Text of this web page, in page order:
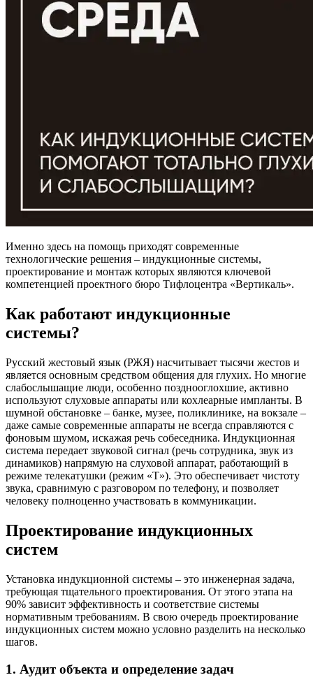
Именно здесь на помощь приходят современные
технологические решения – индукционные системы,
проектирование и монтаж которых являются ключевой
компетенцией проектного бюро Тифлоцентра «Вертикаль».
Как работают индукционные
системы?
Русский жестовый язык (РЖЯ) насчитывает тысячи жестов и
является основным средством общения для глухих. Но многие
слабослышащие люди, особенно позднооглохшие, активно
используют слуховые аппараты или кохлеарные импланты. В
шумной обстановке – банке, музее, поликлинике, на вокзале –
даже самые современные аппараты не всегда справляются с
фоновым шумом, искажая речь собеседника. Индукционная
система передает звуковой сигнал (речь сотрудника, звук из
динамиков) напрямую на слуховой аппарат, работающий в
режиме телекатушки (режим «Т»). Это обеспечивает чистоту
звука, сравнимую с разговором по телефону, и позволяет
человеку полноценно участвовать в коммуникации.
Проектирование индукционных
систем
Установка индукционной системы – это инженерная задача,
требующая тщательного проектирования. От этого этапа на
90% зависит эффективность и соответствие системы
нормативным требованиям. В свою очередь проектирование
индукционных систем можно условно разделить на несколько
шагов.
1. Аудит объекта и определение задач